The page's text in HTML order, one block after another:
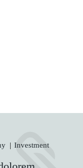
Investment